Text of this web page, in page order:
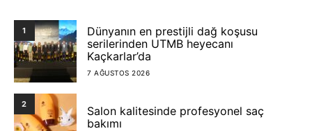
1
Dünyanın en prestijli dağ koşusu
serilerinden UTMB heyecanı
Kaçkarlar’da
7 AĞUSTOS 2026
2
Salon kalitesinde profesyonel saç
bakımı